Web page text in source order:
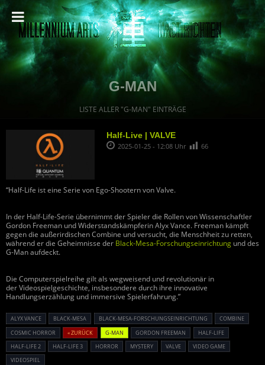
G-MAN
LISTE ALLER "G-MAN" EINTRÄGE
Half-Live | VALVE
2025-01-25 - 12:08 Uhr 66
“Half-Life ist eine Serie von Ego-Shootern von Valve.
In der Half-Life-Serie übernimmt der Spieler die Rollen von Wissenschaftler
Gordon Freeman und Widerstandskämpferin Alyx Vance. Freeman kämpft
gegen die außerirdischen Combine und versucht, die Menschheit zu retten,
während er die Geheimnisse der Black-Mesa-Forschungseinrichtung und des
G-Man aufdeckt.
Die Computerspielreihe gilt als wegweisend und revolutionär in
der Videospielgeschichte, insbesondere durch ihre innovative
Handlungserzählung und immersive Spielerfahrung.”
ALYX VANCE BLACK-MESA BLACK-MESA-FORSCHUNGSEINRICHTUNG
COMBINE
COSMIC HORROR
« ZURÜCK G-MAN GORDON FREEMAN
HALF-LIFE
HALF-LIFE 2
HALF-LIFE 3 HORROR MYSTERY VALVE
VIDEO GAME
VIDEOSPIEL